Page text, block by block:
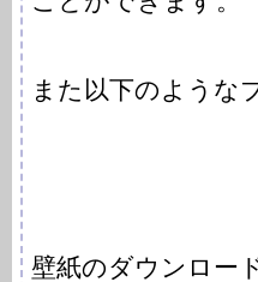
また以下のような
壁紙のダウンロー